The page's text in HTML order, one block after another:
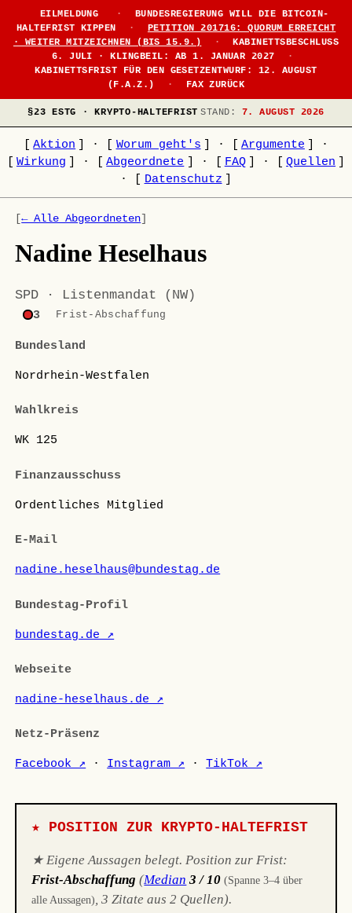
EILMELDUNG ·
BUNDESREGIERUNG WILL DIE BITCOIN-
HALTEFRIST KIPPEN
·
PETITION 201716: QUORUM ERREICHT
· WEITER MITZEICHNEN (BIS 15.9.)
·
KABINETTSBESCHLUSS
6. JULI · KLINGBEIL: AB 1. JANUAR 2027
·
KABINETTSFRIST FÜR DEN GESETZENTWURF: 12. AUGUST
(F.A.Z.)
· FAX ZURÜCK
§23 ESTG · KRYPTO-HALTEFRIST STAND: 7. AUGUST 2026
Aktion · Worum geht's · Argumente
·
Wirkung · Abgeordnete · FAQ · Quellen
·
Datenschutz
[← Alle Abgeordneten]
Nadine Heselhaus
SPD · Listenmandat (NW)
3 Frist-Abschaffung
Bundesland
Nordrhein-Westfalen
Wahlkreis
WK 125
Finanzausschuss
Ordentliches Mitglied
E-Mail
nadine.heselhaus@bundestag.de
Bundestag-Profil
bundestag.de ↗
Webseite
nadine-heselhaus.de ↗
Netz-Präsenz
Facebook ↗ · Instagram ↗ ·TikTok ↗
★ POSITION ZUR KRYPTO-HALTEFRIST
★ Eigene Aussagen belegt. Position zur Frist:
Frist-Abschaffung (Median 3 / 10 (Spanne 3–4 über
alle Aussagen), 3 Zitate aus 2 Quellen).